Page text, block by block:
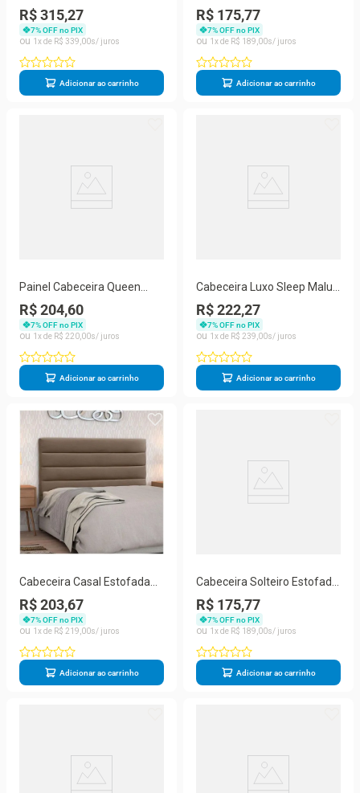
Berlim Cinza -m&f Decor
R$ 315,27
7% OFF no PIX
1
R$ 339 00
Adicionar ao carrinho
Solteiro 90cm Bege
R$ 175,77
7% OFF no PIX
1
R$ 189 00
Adicionar ao carrinho
Painel Cabeceira Queen
Cancun Suede Bege
R$ 204,60
7% OFF no PIX
1
R$ 220 00
Adicionar ao carrinho
Cabeceira Luxo Sleep Malu
Casal 140cm Azul Marinho
R$ 222,27
7% OFF no PIX
1
R$ 239 00
Adicionar ao carrinho
Cabeceira Casal Estofada
Berlim Marrom
R$ 203,67
7% OFF no PIX
1
R$ 219 00
Adicionar ao carrinho
Cabeceira Solteiro Estofada
Cancun Marrom
R$ 175,77
7% OFF no PIX
1
R$ 189 00
Adicionar ao carrinho